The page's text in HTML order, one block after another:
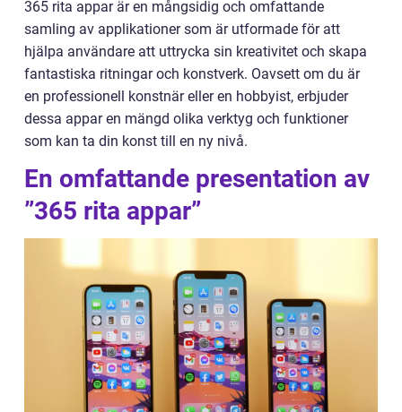
365 rita appar är en mångsidig och omfattande
samling av applikationer som är utformade för att
hjälpa användare att uttrycka sin kreativitet och skapa
fantastiska ritningar och konstverk. Oavsett om du är
en professionell konstnär eller en hobbyist, erbjuder
dessa appar en mängd olika verktyg och funktioner
som kan ta din konst till en ny nivå.
En omfattande presentation av
”365 rita appar”